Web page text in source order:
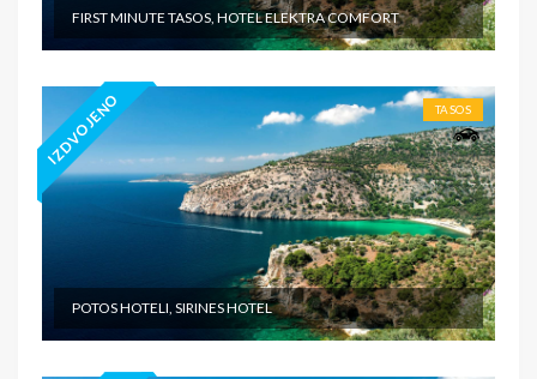
FIRST MINUTE TASOS, HOTEL ELEKTRA COMFORT
IZDVOJENO TASOS
POTOS HOTELI, SIRINES HOTEL